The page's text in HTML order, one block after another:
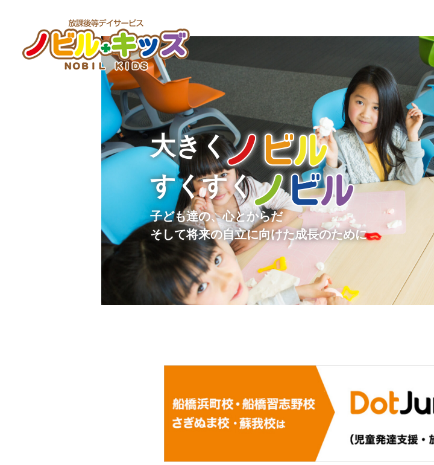
ノビルキッズ-NOBIL KIDS-千葉県
の児童発達支援・放課後等デイサ
千葉県のノビルキッズは、児童福祉法に基づいた児童発達支援・放課後等デイサービスを通じ、自閉症や
援や学習支援などの療育・サポートをいたします。
大きく
すくすく
子ども達の、心とからだ
そして将来の自立に向けた成長のために